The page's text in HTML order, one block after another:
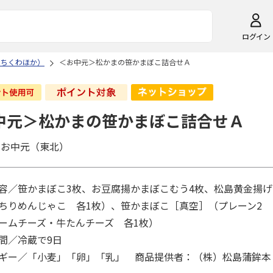
ログイン
くわほか） ＜お中元＞松かまの笹かまぼこ詰合せＡ
元＞松かまの笹かまぼこ詰合せＡ
中元（東北）
／笹かまぼこ3枚、お豆腐揚かまぼこむう4枚、松島黄金揚げ
ちりめんじゃこ 各1枚）、笹かまぼこ［真空］（プレーン2
ムチーズ・牛たんチーズ 各1枚）
／冷蔵で9日
ー／「小麦」「卵」「乳」 商品提供者：（株）松島蒲鉾本